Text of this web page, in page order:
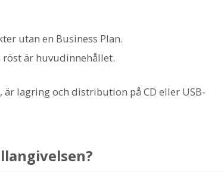
utan en Business Plan.
är huvudinnehållet.
lagring och distribution på CD eller USB-